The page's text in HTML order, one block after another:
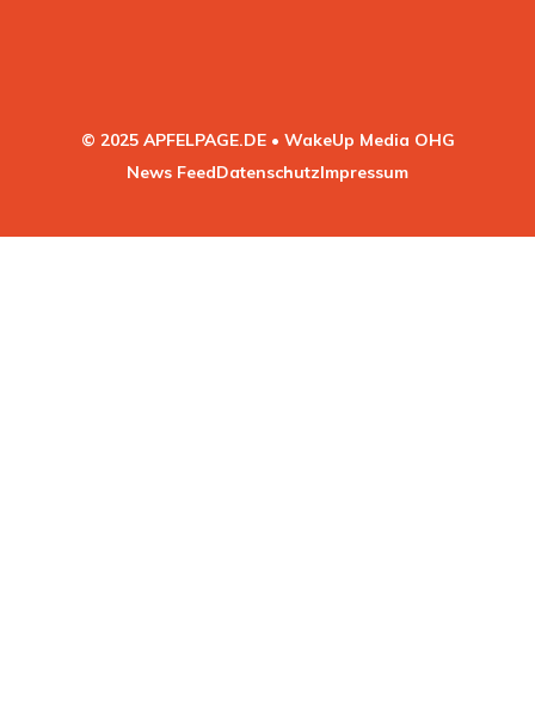
© 2025 APFELPAGE.DE • WakeUp Media OHG
News FeedDatenschutzImpressum